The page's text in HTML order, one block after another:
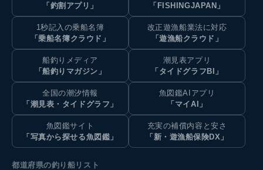
「釣割アプリ」
「FISHINGJAPAN」
1秒記入の乗船名簿
「乗船名簿クラウド」
改正遊漁船業法に対応
「遊漁船クラウド」
船釣りメディア
「船釣りマガジン」
潮見表アプリ
「タイドグラフBI」
全国の潮汐情報
「潮見表・タイドグラフ」
魚図鑑AIアプリ
「マイAI」
魚図鑑サイト
「写真から探せる魚図鑑」
充実の補償内容と安さ
「新・遊漁船保険DX」
都道府県の釣り船リスト